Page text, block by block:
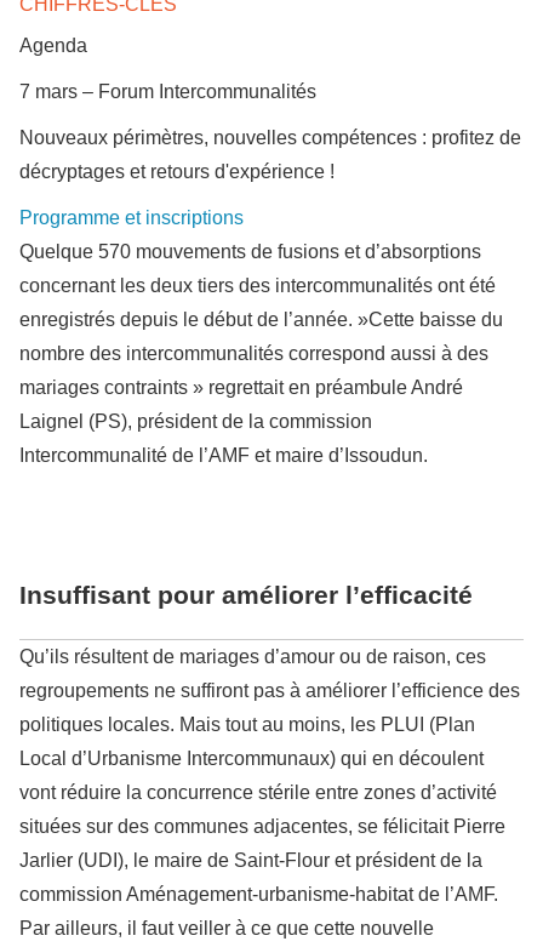
CHIFFRES-CLÉS
Agenda
7 mars – Forum Intercommunalités
Nouveaux périmètres, nouvelles compétences : profitez de
décryptages et retours d'expérience !
Programme et inscriptions
Quelque 570 mouvements de fusions et d’absorptions
concernant les deux tiers des intercommunalités ont été
enregistrés depuis le début de l’année. »Cette baisse du
nombre des intercommunalités correspond aussi à des
mariages contraints » regrettait en préambule André
Laignel (PS), président de la commission
Intercommunalité de l’AMF et maire d’Issoudun.
Insuffisant pour améliorer l’efficacité
Qu’ils résultent de mariages d’amour ou de raison, ces
regroupements ne suffiront pas à améliorer l’efficience des
politiques locales. Mais tout au moins, les PLUI (Plan
Local d’Urbanisme Intercommunaux) qui en découlent
vont réduire la concurrence stérile entre zones d’activité
situées sur des communes adjacentes, se félicitait Pierre
Jarlier (UDI), le maire de Saint-Flour et président de la
commission Aménagement-urbanisme-habitat de l’AMF.
Par ailleurs, il faut veiller à ce que cette nouvelle